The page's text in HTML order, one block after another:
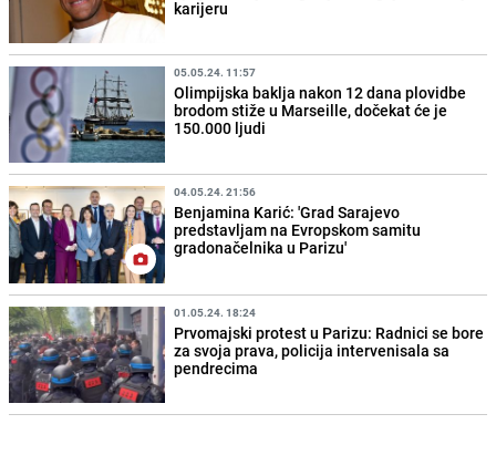
karijeru
05.05.24. 11:57
Olimpijska baklja nakon 12 dana plovidbe
brodom stiže u Marseille, dočekat će je
150.000 ljudi
04.05.24. 21:56
Benjamina Karić: 'Grad Sarajevo
predstavljam na Evropskom samitu
gradonačelnika u Parizu'
01.05.24. 18:24
Prvomajski protest u Parizu: Radnici se bore
za svoja prava, policija intervenisala sa
pendrecima